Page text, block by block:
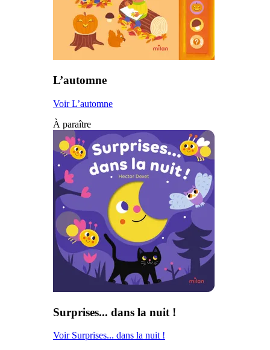
L’automne
Voir L’automne
À paraître
Surprises... dans la nuit !
Voir Surprises... dans la nuit !